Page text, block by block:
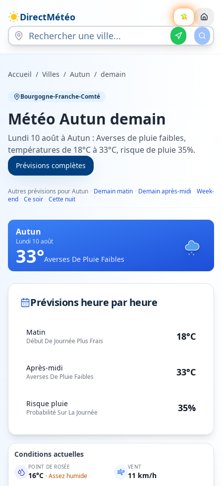
DirectMétéo
Accueil / Villes / Autun / demain
Bourgogne-Franche-Comté
Météo Autun demain
Lundi 10 août à Autun : Averses de pluie faibles,
températures de 18°C à 33°C, risque de pluie 35%.
Prévisions complètes
Autres prévisions pour Autun · Demain matin · Demain après-midi · Week-
end · Ce soir · Cette nuit
Autun
Lundi 10 août
33°Averses De Pluie Faibles
Prévisions heure par heure
Matin
Début De Journée Plus Frais 18°C
Après-midi
Averses De Pluie Faibles 33°C
Risque pluie
Probabilité Sur La Journée 35%
Conditions actuelles
POINT DE ROSÉE
16°C ·Assez humide
VENT
11 km/h